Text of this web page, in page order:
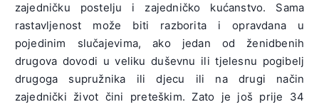
zajedničku postelju i zajedničko kućanstvo. Sama
rastavljenost može biti razborita i opravdana u
pojedinim slučajevima, ako jedan od ženidbenih
drugova dovodi u veliku duševnu ili tjelesnu pogibelj
drugoga supružnika ili djecu ili na drugi način
zajednički život čini preteškim. Zato je još prije 34